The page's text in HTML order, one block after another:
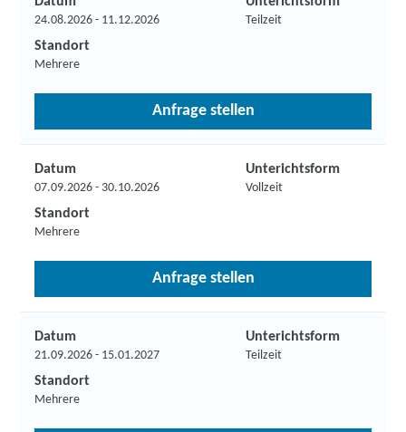
24.08.2026 - 11.12.2026 Teilzeit
Standort
Mehrere
Anfrage stellen
Datum
07.09.2026 - 30.10.2026
Unterichtsform
Vollzeit
Standort
Mehrere
Anfrage stellen
Datum
21.09.2026 - 15.01.2027
Unterichtsform
Teilzeit
Standort
Mehrere